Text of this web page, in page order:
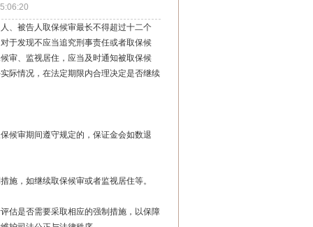
、被告人取保候审最长不得超过十二个
于发现不应当追究刑事责任或者取保候
审、监视居住，应当及时通知被取保候
际情况，在法定期限内合理决定是否继续
候审期间遵守规定的，保证金会如数退
施，如继续取保候审或者监视居住等。
估是否需要采取相应的强制措施，以保障